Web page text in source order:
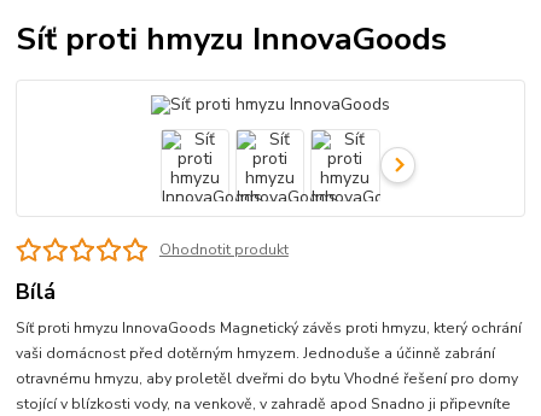
Síť proti hmyzu InnovaGoods
Ohodnotit produkt
Bílá
Síť proti hmyzu InnovaGoods Magnetický závěs proti hmyzu, který ochrání
vaši domácnost před dotěrným hmyzem. Jednoduše a účinně zabrání
otravnému hmyzu, aby proletěl dveřmi do bytu Vhodné řešení pro domy
stojící v blízkosti vody, na venkově, v zahradě apod Snadno ji připevníte